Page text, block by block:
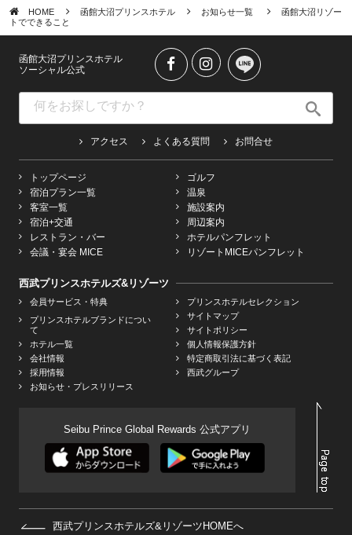
HOME 函館大沼プリンスホテル お知らせ一覧
函館大沼リゾー
トでできること
函館大沼プリンスホテル
ソーシャル公式
アクセス よくある質問 お問合せ
トップページ
宿泊プラン一覧
客室一覧
宿泊+交通
レストラン・バー
会議・宴会 MICE
ゴルフ
温泉
施設案内
周辺案内
ホテルパンフレット
リゾートMICEパンフレット
西武プリンスホテルズ&リゾーツ
会員サービス・特典
プリンスホテルブランドについ
て
ホテル一覧
会社情報
採用情報
お知らせ・プレスリリース
プリンスホテルセレクション
サイトマップ
サイトポリシー
個人情報保護方針
特定商取引法に基づく表記
西武グループ
Seibu Prince Global Rewards 公式アプリ
西武プリンスホテルズ&リゾーツHOMEへ